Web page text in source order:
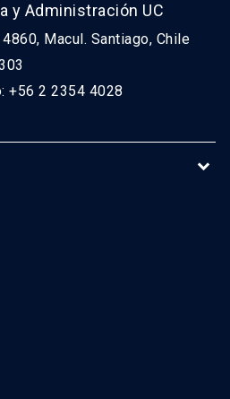
y Administración UC
Macul. Santiago, Chile
+56 2 2354 4028